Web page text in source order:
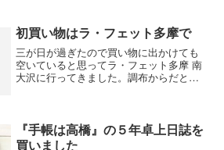
ＧＢのメモリが付いています。使ってみ
て...
初買い物はラ・フェット多摩で
三が日が過ぎたので買い物に出かけても
空いていると思ってラ・フェット多摩 南
大沢に行ってきました。調布からだと車
Acousti...
『手帳は高橋』の５年卓上日誌を
買いました